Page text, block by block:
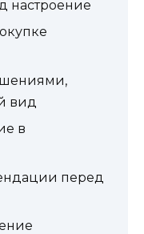
настроение
вид
в
перед